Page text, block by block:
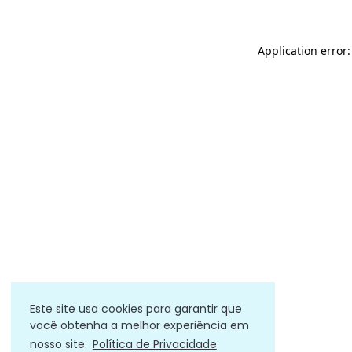
Este site usa cookies para garantir que
você obtenha a melhor experiência em
nosso site. Política de Privacidade
Application